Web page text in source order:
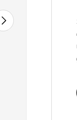
NASTĘPNY